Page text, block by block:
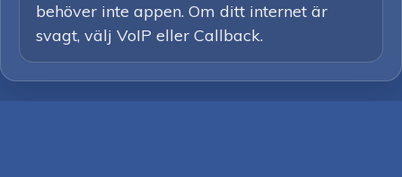
behöver inte appen. Om ditt internet är
svagt, välj VoIP eller Callback.